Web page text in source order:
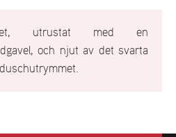
utrustat med en
och njut av det svarta